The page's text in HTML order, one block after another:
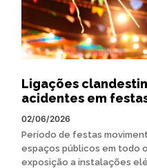
Ligações
acidentes em
02/06/2026
Período de festas
espaços públicos em todo
exposição a instalações